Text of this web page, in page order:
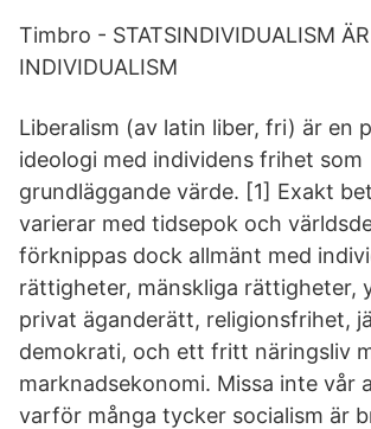
Timbro - STATSINDIVIDUALISM
INDIVIDUALISM
Liberalism (av latin liber, fri) är en
ideologi med individens frihet som
grundläggande värde. [1] Exakt
varierar med tidsepok och
förknippas dock allmänt med
rättigheter, mänskliga rättigheter,
privat äganderätt, religionsfrihet,
demokrati, och ett fritt näringsliv
marknadsekonomi. Missa inte vår
varför många tycker socialism är